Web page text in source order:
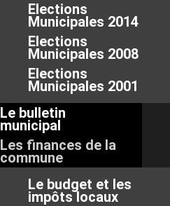
Elections
Municipales 2014
Elections
Municipales 2008
Elections
Municipales 2001
Le bulletin
municipal
Les finances de la
commune
Le budget et les
impôts locaux